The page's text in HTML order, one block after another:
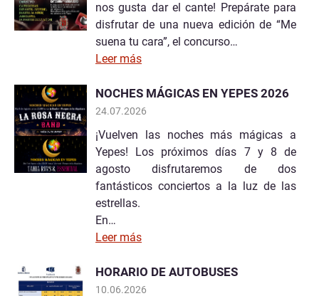
nos gusta dar el cante! Prepárate para
disfrutar de una nueva edición de “Me
suena tu cara”, el concurso…
Leer más
NOCHES MÁGICAS EN YEPES 2026
24.07.2026
¡Vuelven las noches más mágicas a
Yepes! Los próximos días 7 y 8 de
agosto disfrutaremos de dos
fantásticos conciertos a la luz de las
estrellas.
En…
Leer más
HORARIO DE AUTOBUSES
10.06.2026